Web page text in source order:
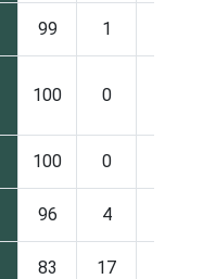
99 1
100 0
100 0
96 4
83 17